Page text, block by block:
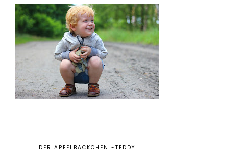
DER APFELBÄCKCHEN -TEDDY